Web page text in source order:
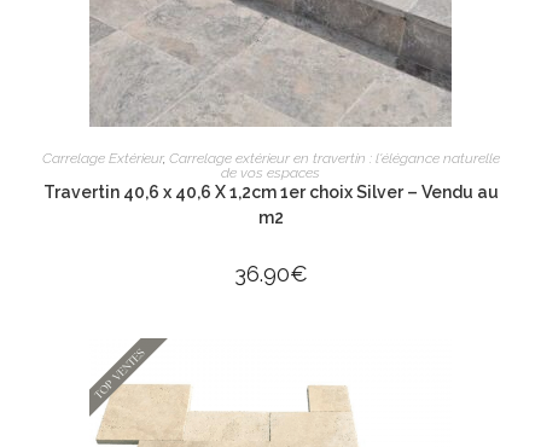
AJOUTER AU PANIER
Carrelage Extérieur, Carrelage extérieur en travertin : l'élégance naturelle
de vos espaces
Travertin 40,6 x 40,6 X 1,2cm 1er choix Silver – Vendu au
m2
36.90€